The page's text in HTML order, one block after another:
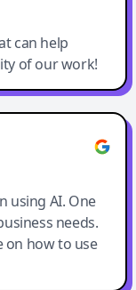
can help
of our work!
using AI. One
needs.
on how to use